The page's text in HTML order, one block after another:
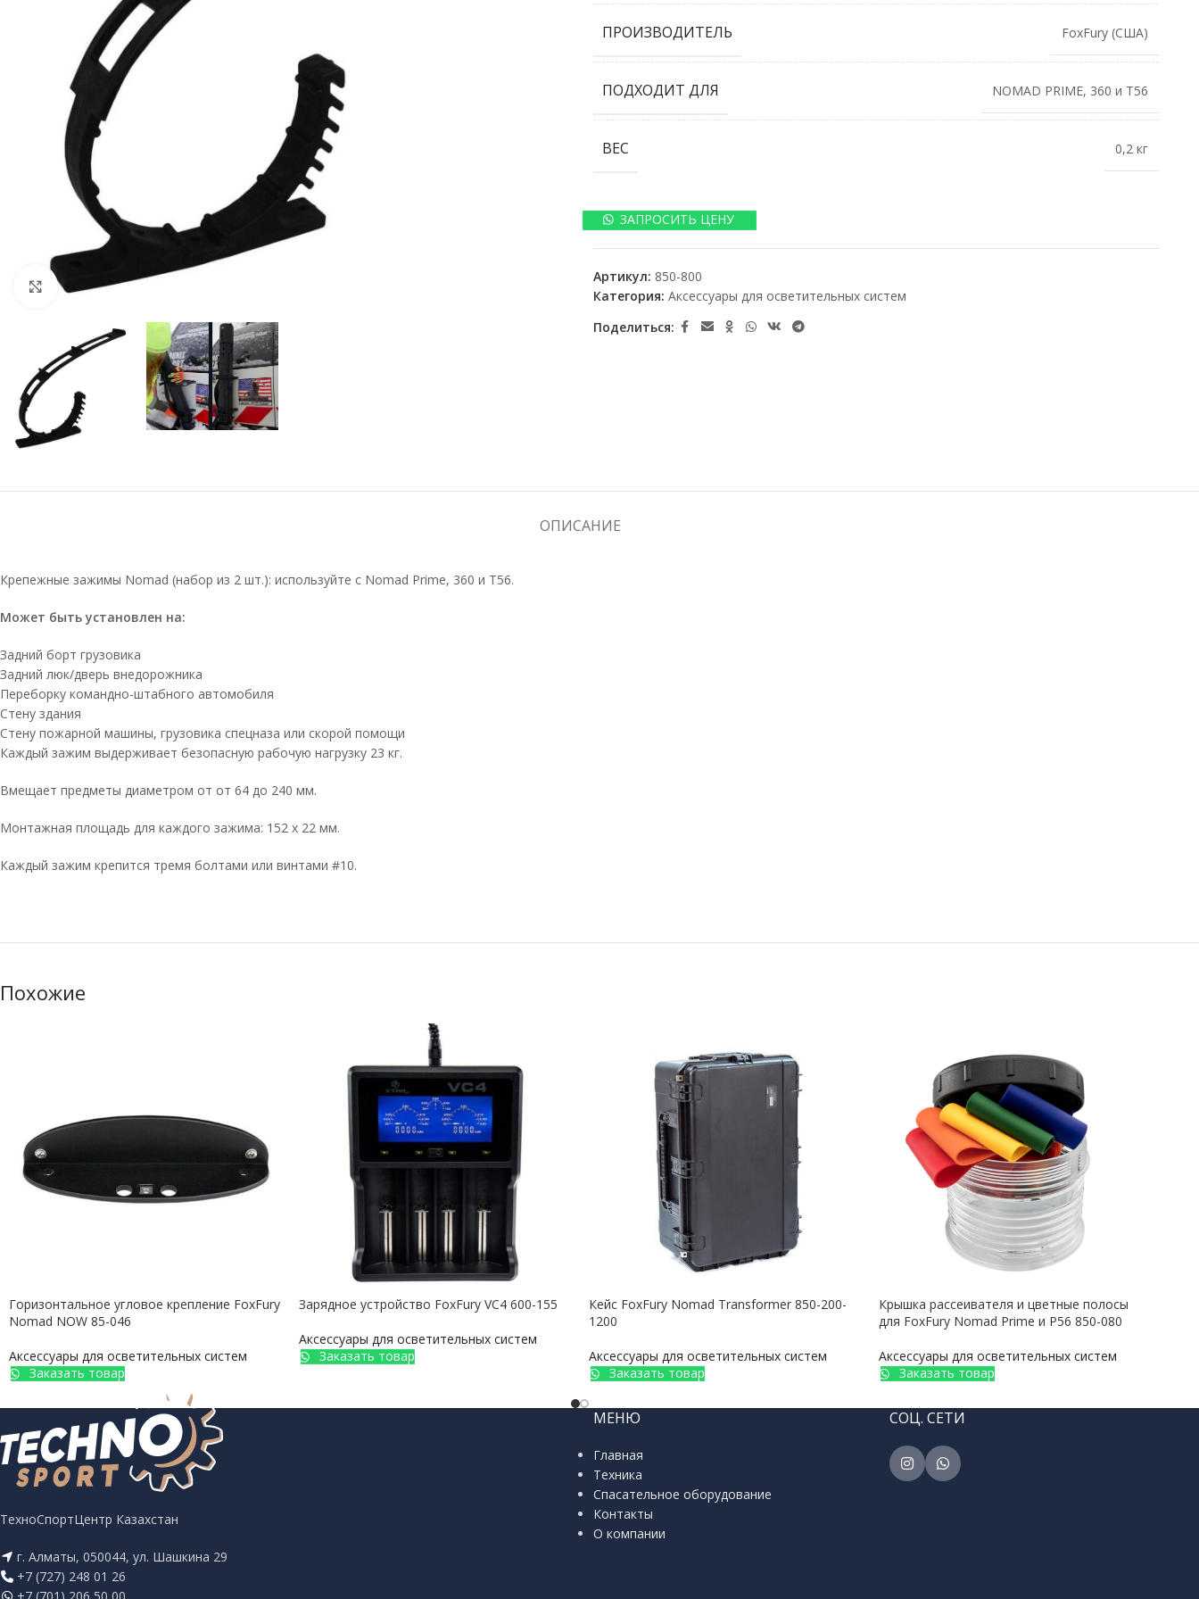
Нажмите, чтобы увеличить
ПРОИЗВОДИТЕЛЬ FoxFury (США)
ПОДХОДИТ ДЛЯ NOMAD PRIME, 360 и T56
ВЕС 0,2 кг
ЗАПРОСИТЬ ЦЕНУ
Артикул: 850-800
Категория: Аксессуары для осветительных систем
Поделиться:
ОПИСАНИЕ
Крепежные зажимы Nomad (набор из 2 шт.): используйте с Nomad Prime, 360 и T56.
Может быть установлен на:
Задний борт грузовика
Задний люк/дверь внедорожника
Переборку командно-штабного автомобиля
Стену здания
Стену пожарной машины, грузовика спецназа или скорой помощи
Каждый зажим выдерживает безопасную рабочую нагрузку 23 кг.
Вмещает предметы диаметром от от 64 до 240 мм.
Монтажная площадь для каждого зажима: 152 x 22 мм.
Каждый зажим крепится тремя болтами или винтами #10.
Похожие
Горизонтальное угловое крепление FoxFury
Nomad NOW 85-046
Аксессуары для осветительных систем
Заказать товар
Зарядное устройство FoxFury VC4 600-155
Аксессуары для осветительных систем
Заказать товар
Кейс FoxFury Nomad Transformer 850-200-
1200
Аксессуары для осветительных систем
Заказать товар
Крышка рассеивателя и цветные полосы
для FoxFury Nomad Prime и P56 850-080
Аксессуары для осветительных систем
Заказать товар
ТехноСпортЦентр Казахстан
г. Алматы, 050044, ул. Шашкина 29
+7 (727) 248 01 26
МЕНЮ
Главная
Техника
Спасательное оборудование
Контакты
О компании
СОЦ. СЕТИ